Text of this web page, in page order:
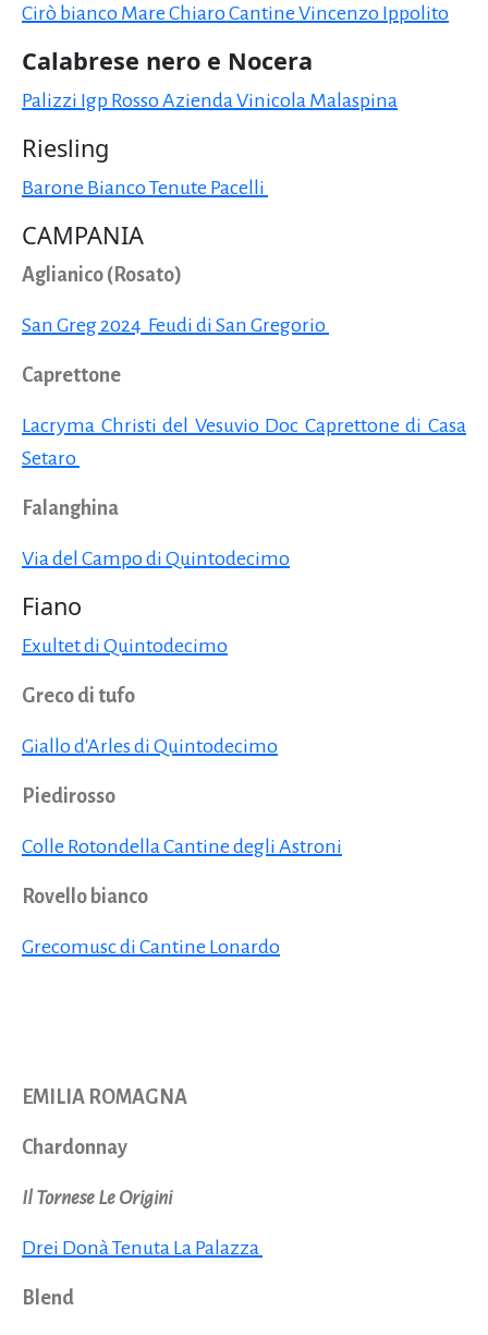
Cirò bianco Mare Chiaro Cantine Vincenzo Ippolito
Calabrese nero e Nocera
Palizzi Igp Rosso Azienda Vinicola Malaspina
Riesling
Barone Bianco Tenute Pacelli
CAMPANIA
Aglianico (Rosato)
San Greg 2024 Feudi di San Gregorio
Caprettone
Lacryma Christi del Vesuvio Doc Caprettone di Casa
Setaro
Falanghina
Via del Campo di Quintodecimo
Fiano
Exultet di Quintodecimo
Greco di tufo
Giallo d'Arles di Quintodecimo
Piedirosso
Colle Rotondella Cantine degli Astroni
Rovello bianco
Grecomusc di Cantine Lonardo
EMILIA ROMAGNA
Chardonnay
Il Tornese Le Origini
Drei Donà Tenuta La Palazza
Blend